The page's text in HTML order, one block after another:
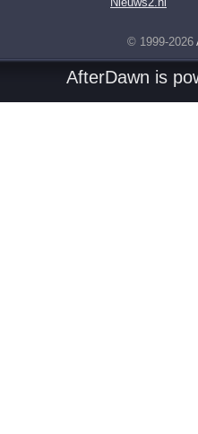
© 1999-2026
AfterDawn is